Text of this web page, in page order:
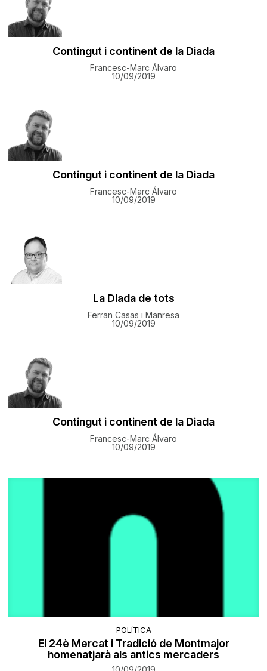
Contingut i continent de la Diada
Francesc-Marc Álvaro
10/09/2019
Contingut i continent de la Diada
Francesc-Marc Álvaro
10/09/2019
La Diada de tots
Ferran Casas i Manresa
10/09/2019
Contingut i continent de la Diada
Francesc-Marc Álvaro
10/09/2019
POLÍTICA
El 24è Mercat i Tradició de Montmajor
homenatjarà als antics mercaders